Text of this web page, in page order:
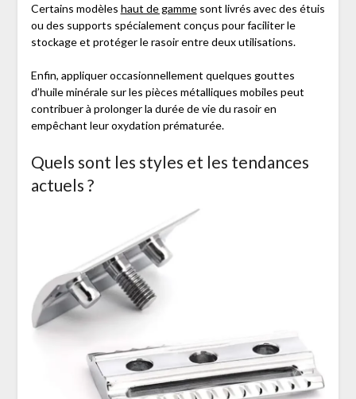
Certains modèles haut de gammesont livrés avec des étuis
ou des supports spécialement conçus pour faciliter le
stockage et protéger le rasoir entre deux utilisations.
Enfin, appliquer occasionnellement quelques gouttes
d’huile minérale sur les pièces métalliques mobiles peut
contribuer à prolonger la durée de vie du rasoir en
empêchant leur oxydation prématurée.
Quels sont les styles et les tendances
actuels ?